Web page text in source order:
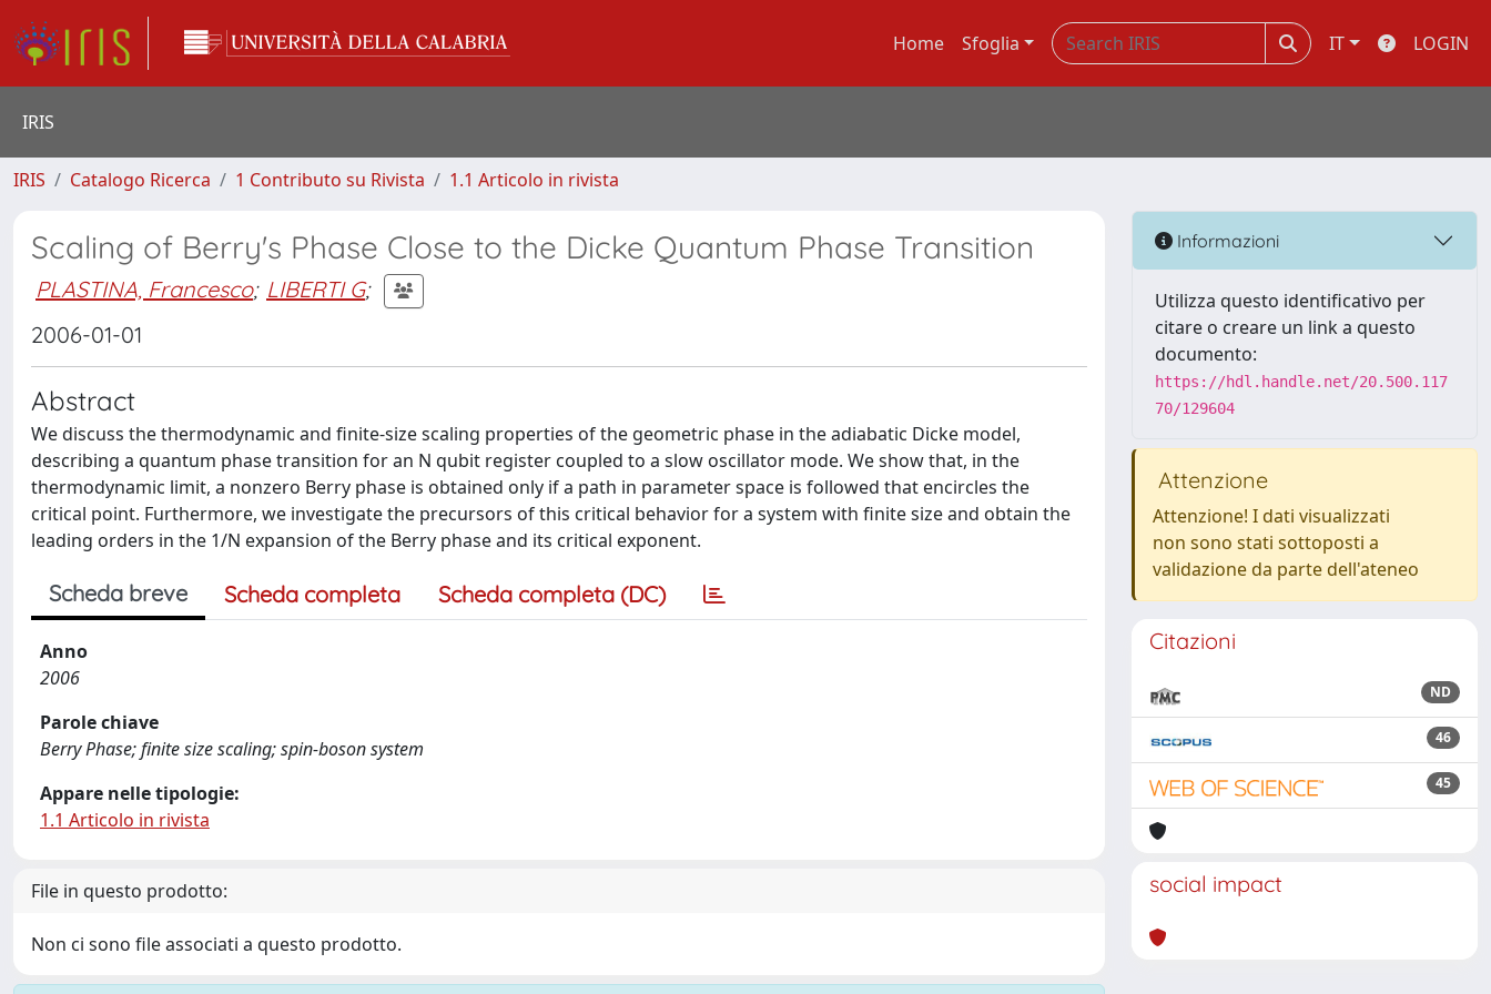
Home Sfoglia IT LOGIN
IRIS
IRIS Catalogo Ricerca 1 Contributo su Rivista 1.1 Articolo in rivista
Scaling of Berry's Phase Close to the Dicke Quantum Phase Transition
PLASTINA, Francesco; LIBERTI G;
2006-01-01
Abstract
We discuss the thermodynamic and finite-size scaling properties of the geometric phase in the adiabatic Dicke model,
describing a quantum phase transition for an N qubit register coupled to a slow oscillator mode. We show that, in the
thermodynamic limit, a nonzero Berry phase is obtained only if a path in parameter space is followed that encircles the
critical point. Furthermore, we investigate the precursors of this critical behavior for a system with finite size and obtain the
leading orders in the 1/N expansion of the Berry phase and its critical exponent.
Scheda breve Scheda completa Scheda completa (DC)
Anno
2006
Parole chiave
Berry Phase; finite size scaling; spin-boson system
Appare nelle tipologie:
1.1 Articolo in rivista
File in questo prodotto:
Non ci sono file associati a questo prodotto.
Informazioni
Utilizza questo identificativo per
citare o creare un link a questo
documento:
https://hdl.handle.net/20.500.117
70/129604
Attenzione
Attenzione! I dati visualizzati
non sono stati sottoposti a
validazione da parte dell'ateneo
Citazioni
ND
46
45
social impact